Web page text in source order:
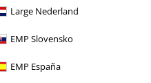
Large Nederland
EMP Slovensko
EMP España